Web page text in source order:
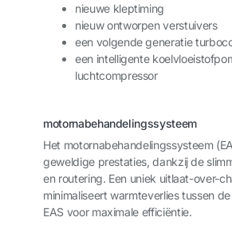
nieuwe kleptiming
nieuw ontworpen verstuivers
een volgende generatie
een intelligente
luchtcompressor
motornabehandelingssysteem
Het motornabehandelingssysteem
geweldige prestaties, dankzij de
en routering. Een uniek uitlaat-over-
minimaliseert warmteverlies tussen
EAS voor maximale efficiëntie.